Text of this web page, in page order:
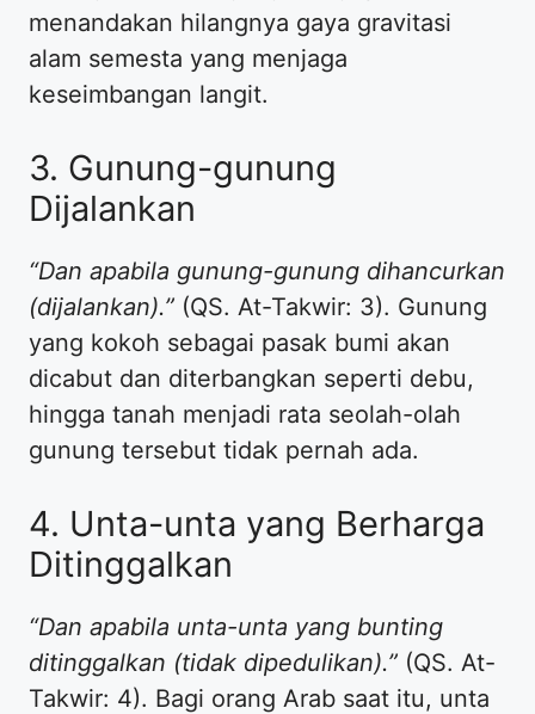
menandakan hilangnya gaya gravitasi
alam semesta yang menjaga
keseimbangan langit.
3. Gunung-gunung
Dijalankan
“Dan apabila gunung-gunung dihancurkan
(dijalankan).” (QS. At-Takwir: 3). Gunung
yang kokoh sebagai pasak bumi akan
dicabut dan diterbangkan seperti debu,
hingga tanah menjadi rata seolah-olah
gunung tersebut tidak pernah ada.
4. Unta-unta yang Berharga
Ditinggalkan
“Dan apabila unta-unta yang bunting
ditinggalkan (tidak dipedulikan).” (QS. At-
Takwir: 4). Bagi orang Arab saat itu, unta